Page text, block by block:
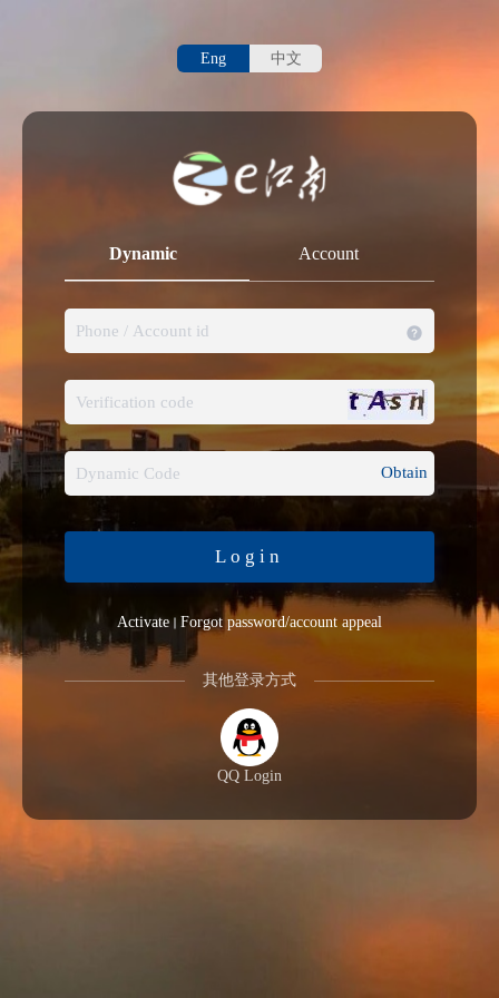
Eng 中文
Dynamic Account
Obtain
Login
Activate Forgot password/account appeal
其他登录方式
QQ Login